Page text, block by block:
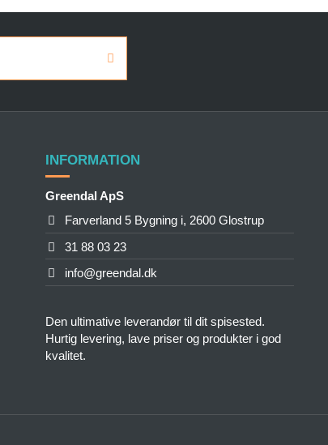
INFORMATION
Greendal ApS
Farverland 5 Bygning i, 2600 Glostrup
31 88 03 23
info@greendal.dk
Den ultimative leverandør til dit spisested.
Hurtig levering, lave priser og produkter i god
kvalitet.